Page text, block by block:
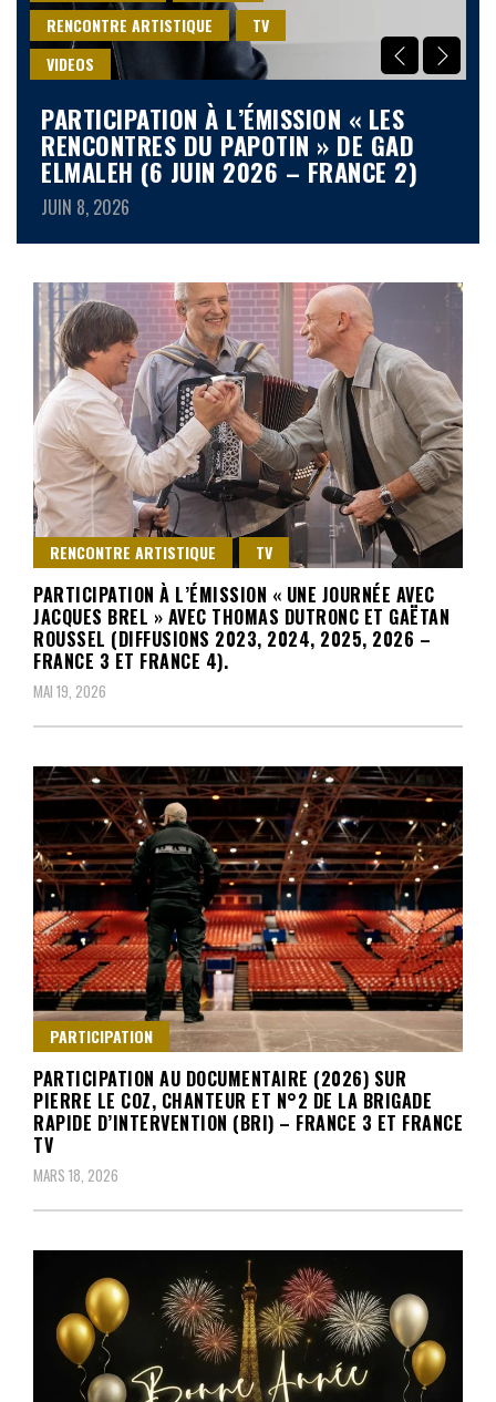
RENCONTRE ARTISTIQUE
TV
VIDEOS
PARTICIPATION À L’ÉMISSION « LES
RENCONTRES DU PAPOTIN » DE GAD
ELMALEH (6 JUIN 2026 – FRANCE 2)
JUIN 8, 2026
RENCONTRE ARTISTIQUE TV
PARTICIPATION À L’ÉMISSION « UNE JOURNÉE AVEC
JACQUES BREL » AVEC THOMAS DUTRONC ET GAËTAN
ROUSSEL (DIFFUSIONS 2023, 2024, 2025, 2026 –
FRANCE 3 ET FRANCE 4).
MAI 19, 2026
PARTICIPATION
PARTICIPATION AU DOCUMENTAIRE (2026) SUR
PIERRE LE COZ, CHANTEUR ET N°2 DE LA BRIGADE
RAPIDE D’INTERVENTION (BRI) – FRANCE 3 ET FRANCE
TV
MARS 18, 2026